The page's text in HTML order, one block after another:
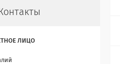
Контакты